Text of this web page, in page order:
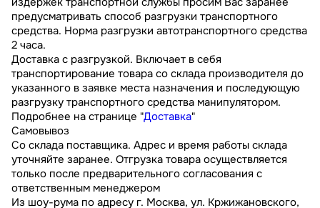
предусматривать способ разгрузки транспортного
средства. Норма разгрузки автотранспортного средства
2 часа.
Доставка с разгрузкой. Включает в себя
транспортирование товара со склада производителя до
указанного в заявке места назначения и последующую
разгрузку транспортного средства манипулятором.
Подробнее на странице "Доставка"
Самовывоз
Со склада поставщика. Адрес и время работы склада
уточняйте заранее. Отгрузка товара осуществляется
только после предварительного согласования с
ответственным менеджером
Из шоу-рума по адресу г. Москва, ул. Кржижановского,